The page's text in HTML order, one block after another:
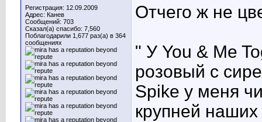
Регистрация: 12.09.2009
Адрес: Канев
Сообщений: 703
Сказал(а) спасибо: 7,560
Поблагодарили 1,677 раз(а) в 364
сообщениях
Отчего ж не
" У You & Me
розовый с
Spike у меня
крупней